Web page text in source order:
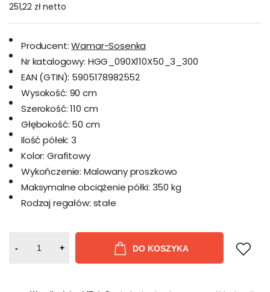
251,22 złnetto
Producent: Wamar-Sosenka
Nr katalogowy: HGG_090X110X50_3_300
EAN (GTIN): 5905178982552
Wysokość: 90 cm
Szerokość: 110 cm
Głębokość: 50 cm
Ilość półek: 3
Kolor: Grafitowy
Wykończenie: Malowany proszkowo
Maksymalne obciążenie półki: 350 kg
Rodzaj regałów: stałe
- + DO KOSZYKA